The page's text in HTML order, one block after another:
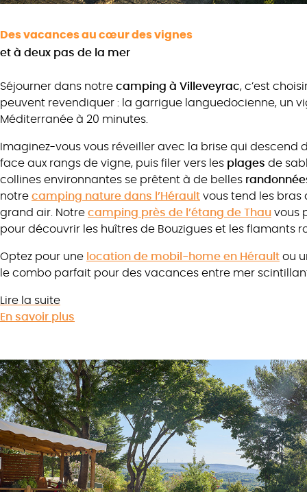
Des vacances au cœur des vignes
et à deux pas de la mer
Séjourner dans notre camping à Villeveyrac, c’est
peuvent revendiquer : la garrigue languedocienne, un
Méditerranée à 20 minutes.
Imaginez-vous vous réveiller avec la brise qui descend
face aux rangs de vigne, puis filer vers les plages de
collines environnantes se prêtent à de belles
notre camping nature dans l’Hérault vous tend les bras
grand air. Notre camping près de l’étang de Thau vous
pour découvrir les huîtres de Bouzigues et les flamants
Optez pour une location de mobil-home en Hérault ou
le combo parfait pour des vacances entre mer
Lire la suite
En savoir plus